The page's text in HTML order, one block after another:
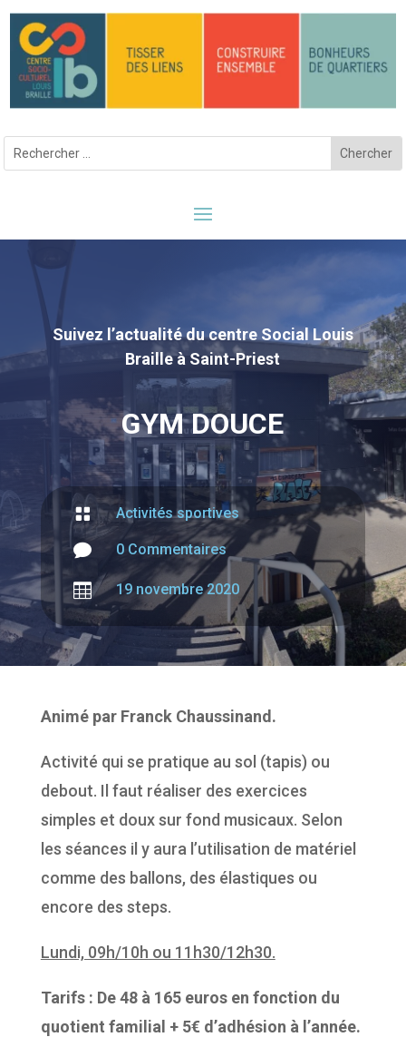
Suivez l’actualité du centre Social Louis
Braille à Saint-Priest
GYM DOUCE
 Activités sportives
 0 Commentaires
 19 novembre 2020
Animé par Franck Chaussinand.
Activité qui se pratique au sol (tapis) ou
debout. Il faut réaliser des exercices
simples et doux sur fond musicaux. Selon
les séances il y aura l’utilisation de matériel
comme des ballons, des élastiques ou
encore des steps.
Lundi, 09h/10h ou 11h30/12h30.
Tarifs : De 48 à 165 euros en fonction du
quotient familial + 5€ d’adhésion à l’année.